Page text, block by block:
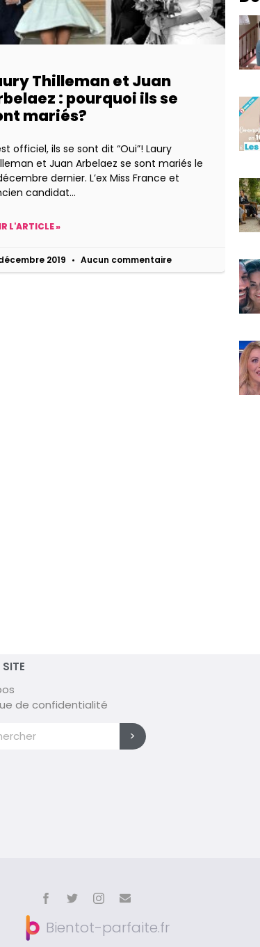
Thilleman et Juan
: pourquoi ils se
mariés?
officiel, ils se sont dit “Oui”! Laury
et Juan Arbelaez se sont mariés le
dernier. L’ex Miss France et
candidat
L'ARTICLE »
2019 Aucun commentaire
de confidentialité
>
Bientot-parfaite.fr